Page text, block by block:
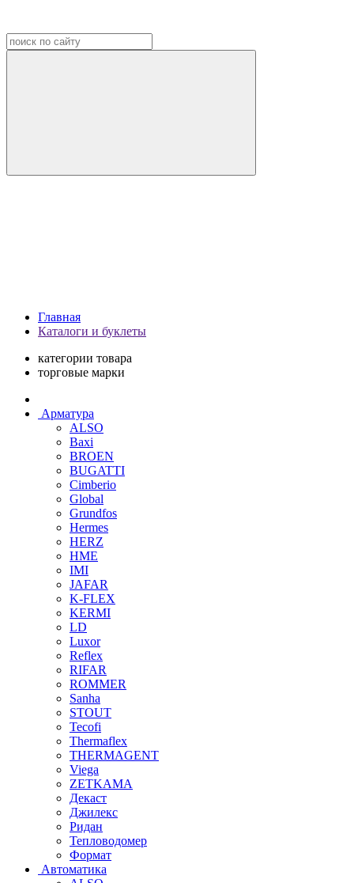
Главная
Каталоги и буклеты
категории товара
торговые марки
Арматура
ALSO
Baxi
BROEN
BUGATTI
Cimberio
Global
Grundfos
Hermes
HERZ
HME
IMI
JAFAR
K-FLEX
KERMI
LD
Luxor
Reflex
RIFAR
ROMMER
Sanha
STOUT
Tecofi
Thermaflex
THERMAGENT
Viega
ZETKAMA
Декаст
Джилекс
Ридан
Тепловодомер
Формат
Автоматика